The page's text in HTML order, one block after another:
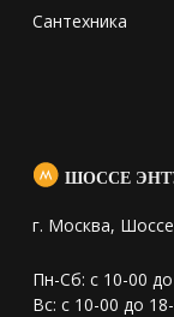
Сантехника
ШОССЕ
г. Москва,
Пн-Сб: с 10-00
Вс: с 10-00 до